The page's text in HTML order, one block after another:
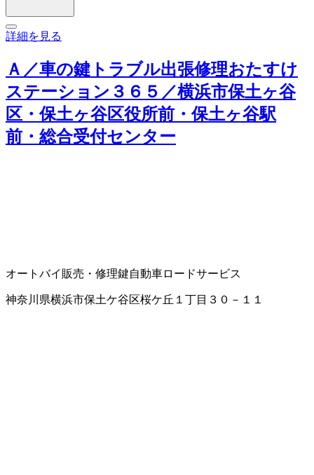
詳細を見る
Ａ／車の鍵トラブル出張修理おたすけ
ステーション３６５／横浜市保土ヶ谷
区・保土ヶ谷区役所前・保土ヶ谷駅
前・総合受付センター
オートバイ販売・修理鍵自動車ロードサービス
神奈川県横浜市保土ケ谷区桜ケ丘１丁目３０－１１